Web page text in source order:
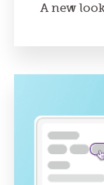
A new